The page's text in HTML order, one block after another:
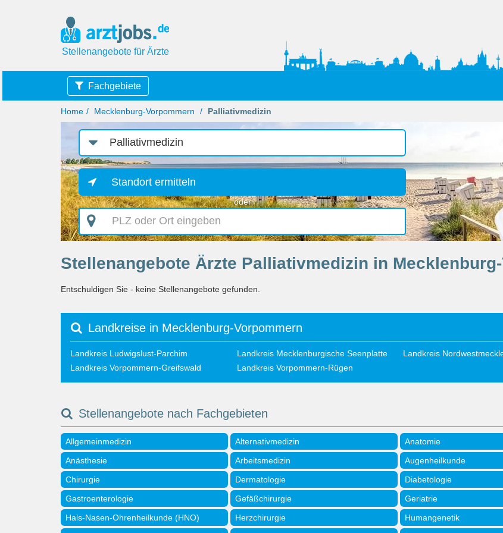
Stellenangebote für Ärzte
Fachgebiete
Home Mecklenburg-Vorpommern Palliativmedizin
Job-
Kategorie
Standort ermitteln
oder
PLZ
oder
Ort
Stellenangebote Ärzte Palliativmedizin in
Entschuldigen Sie - keine Stellenangebote gefunden.
Landkreise in Mecklenburg-Vorpommern
Landkreis Ludwigslust-Parchim Landkreis Mecklenburgische Seenplatte Landkreis
Landkreis Vorpommern-Greifswald
Landkreis Vorpommern-Rügen
Stellenangebote nach Fachgebieten
Allgemeinmedizin Alternativmedizin Anatomie
Anästhesie
Arbeitsmedizin Augenheilkunde
Chirurgie
Dermatologie Diabetologie
Gastroenterologie
Gefäßchirurgie Geriatrie
Hals-Nasen-Ohrenheilkunde (HNO)
Herzchirurgie Humangenetik